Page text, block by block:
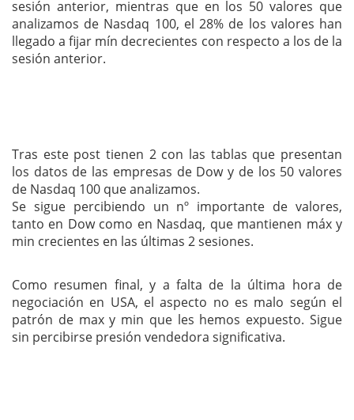
sesión anterior, mientras que en los 50 valores que
analizamos de Nasdaq 100, el 28% de los valores han
llegado a fijar mín decrecientes con respecto a los de la
sesión anterior.
Tras este post tienen 2 con las tablas que presentan
los datos de las empresas de Dow y de los 50 valores
de Nasdaq 100 que analizamos.
Se sigue percibiendo un nº importante de valores,
tanto en Dow como en Nasdaq, que mantienen máx y
min crecientes en las últimas 2 sesiones.
Como resumen final, y a falta de la última hora de
negociación en USA, el aspecto no es malo según el
patrón de max y min que les hemos expuesto. Sigue
sin percibirse presión vendedora significativa.